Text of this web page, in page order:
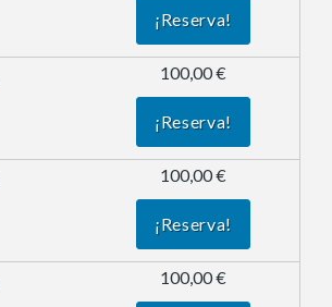
¡Reserva!
100,00 €
¡Reserva!
100,00 €
¡Reserva!
100,00 €